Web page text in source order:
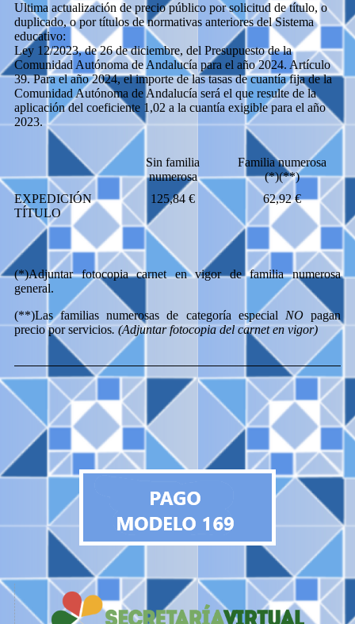
Ultima actualización de precio público por solicitud de título, o
duplicado, o por títulos de normativas anteriores del Sistema
educativo:
Ley 12/2023, de 26 de diciembre, del Presupuesto de la
Comunidad Autónoma de Andalucía para el año 2024. Artículo
39. Para el año 2024, el importe de las tasas de cuantía fija de la
Comunidad Autónoma de Andalucía será el que resulte de la
aplicación del coeficiente 1,02 a la cuantía exigible para el año
2023.
Sin familia
numerosa
Familia numerosa
(*)(**)
EXPEDICIÓN
TÍTULO
125,84 € 62,92 €
(*)Adjuntar fotocopia carnet en vigor de familia numerosa
general.
(**)Las familias numerosas de categoría especial NOpagan
precio por servicios. (Adjuntar fotocopia del carnet en vigor)